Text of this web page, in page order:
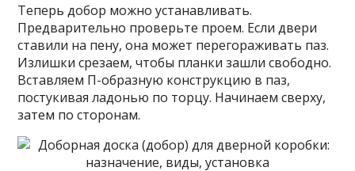
Теперь добор можно устанавливать.
Предварительно проверьте проем. Если двери
ставили на пену, она может перегораживать паз.
Излишки срезаем, чтобы планки зашли свободно.
Вставляем П-образную конструкцию в паз,
постукивая ладонью по торцу. Начинаем сверху,
затем по сторонам.